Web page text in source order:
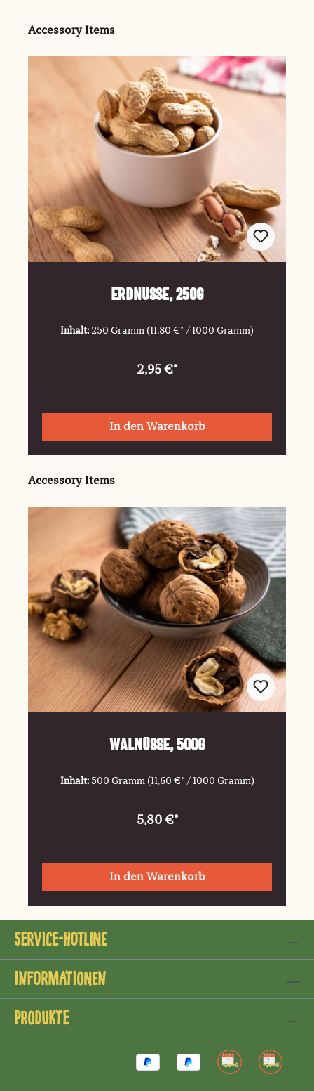
Produktgalerie überspringen
Accessory Items
Erdnüsse, 250g
Inhalt: 250 Gramm (11,80 €* / 1000 Gramm)
2,95 €*
In den Warenkorb
Produktgalerie überspringen
Accessory Items
Walnüsse, 500g
Inhalt: 500 Gramm (11,60 €* / 1000 Gramm)
5,80 €*
In den Warenkorb
Service-Hotline
Informationen
Produkte